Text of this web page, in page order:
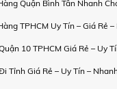
Quận Bình Tân Nhanh
TPHCM Uy Tín – Giá Rẻ
10 TPHCM Giá Rẻ – Uy
Tỉnh Giá Rẻ – Uy Tín –